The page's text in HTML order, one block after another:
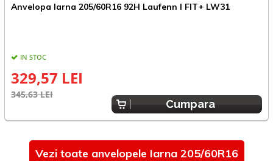
Anvelopa Iarna 205/60R16 92H Laufenn I FIT+ LW31
IN STOC
329,57 LEI
345,63 LEI
Cumpara
Vezi toate anvelopele Iarna 205/60R16